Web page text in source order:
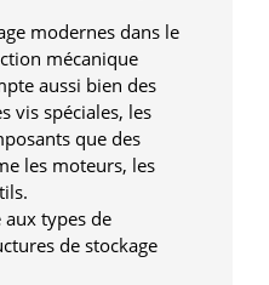
modernes dans le
mécanique
aussi bien des
vis spéciales, les
que des
les moteurs, les
aux types de
de stockage